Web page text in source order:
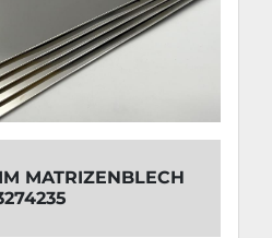
MATRIZENBLECH